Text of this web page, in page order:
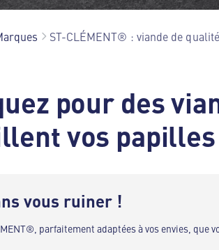
ST-CLÉMENT® : viande de
pour des
vos
vous ruiner !
parfaitement adaptées à vos envies, que